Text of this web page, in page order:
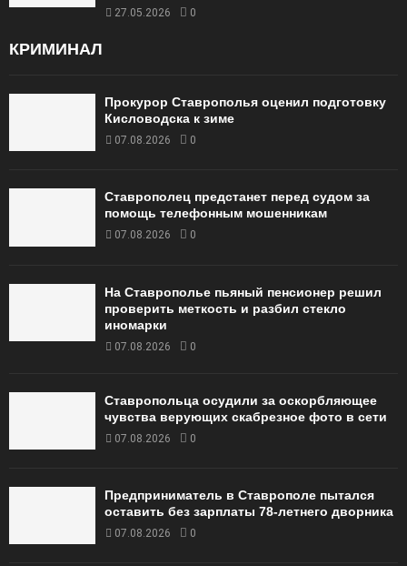
27.05.2026 0
КРИМИНАЛ
Прокурор Ставрополья оценил подготовку
Кисловодска к зиме
07.08.2026 0
Ставрополец предстанет перед судом за
помощь телефонным мошенникам
07.08.2026 0
На Ставрополье пьяный пенсионер решил
проверить меткость и разбил стекло
иномарки
07.08.2026 0
Ставропольца осудили за оскорбляющее
чувства верующих скабрезное фото в сети
07.08.2026 0
Предприниматель в Ставрополе пытался
оставить без зарплаты 78-летнего дворника
07.08.2026 0